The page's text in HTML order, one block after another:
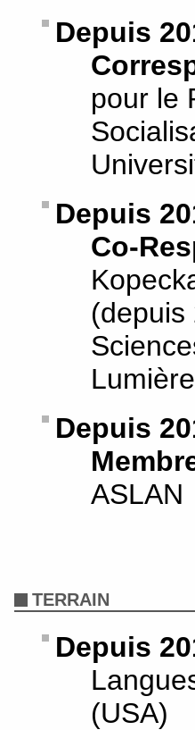
Depuis
pour le
Depuis
Co-
(depuis
Depuis
ASLAN
TERRAIN
Depuis
(USA)